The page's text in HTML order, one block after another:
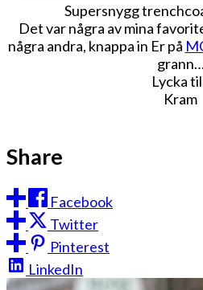
Supersnygg
Det var några av mina
några andra, knappa in Er på
Lycka
Kram
Share
Facebook
Twitter
Pinterest
LinkedIn